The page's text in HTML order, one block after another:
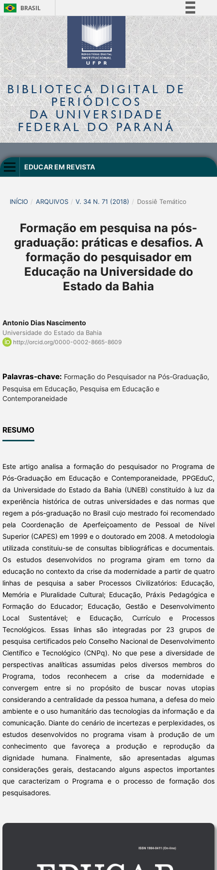
BRASIL
Simplifique!
Comunica BR
Participe
Acesso à informação
Legislação
Canais
BIBLIOTECA DIGITALDE
PERIÓDICOS
DA UNIVERSIDADE
FEDERAL DO PARANÁ
EDUCAR EM REVISTA
INÍCIO / ARQUIVOS / V. 34 N. 71 (2018) / Dossiê Temático
Formação em pesquisa na pós-
graduação: práticas e desafios. A
formação do pesquisador em
Educação na Universidade do
Estado da Bahia
Antonio Dias Nascimento
Universidade do Estado da Bahia
http://orcid.org/0000-0002-8665-8609
Palavras-chave: Formação do Pesquisador na Pós-Graduação,
Pesquisa em Educação, Pesquisa em Educação e
Contemporaneidade
RESUMO
Este artigo analisa a formação do pesquisador no Programa de
Pós-Graduação em Educação e Contemporaneidade, PPGEduC,
da Universidade do Estado da Bahia (UNEB) constituído à luz da
experiência histórica de outras universidades e das normas que
regem a pós-graduação no Brasil cujo mestrado foi recomendado
pela Coordenação de Aperfeiçoamento de Pessoal de Nível
Superior (CAPES) em 1999 e o doutorado em 2008. A metodologia
utilizada constituiu-se de consultas bibliográficas e documentais.
Os estudos desenvolvidos no programa giram em torno da
educação no contexto da crise da modernidade a partir de quatro
linhas de pesquisa a saber Processos Civilizatórios: Educação,
Memória e Pluralidade Cultural; Educação, Práxis Pedagógica e
Formação do Educador; Educação, Gestão e Desenvolvimento
Local Sustentável; e Educação, Currículo e Processos
Tecnológicos. Essas linhas são integradas por 23 grupos de
pesquisa certificados pelo Conselho Nacional de Desenvolvimento
Científico e Tecnológico (CNPq). No que pese a diversidade de
perspectivas analíticas assumidas pelos diversos membros do
Programa, todos reconhecem a crise da modernidade e
convergem entre si no propósito de buscar novas utopias
considerando a centralidade da pessoa humana, a defesa do meio
ambiente e o uso humanitário das tecnologias da informação e da
comunicação. Diante do cenário de incertezas e perplexidades, os
estudos desenvolvidos no programa visam à produção de um
conhecimento que favoreça a produção e reprodução da
dignidade humana. Finalmente, são apresentadas algumas
considerações gerais, destacando alguns aspectos importantes
que caracterizam o Programa e o processo de formação dos
pesquisadores.